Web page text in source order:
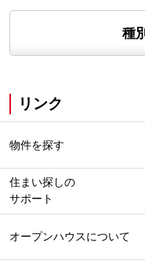
種
リンク
物件を探す
住まい探しの
サポート
オープンハウスについて